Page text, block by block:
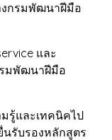
งกรมพัฒนาฝีมือ
และ
รมพัฒนาฝีมือ
รู้และเทคนิคไป
รับรองหลักสูตร